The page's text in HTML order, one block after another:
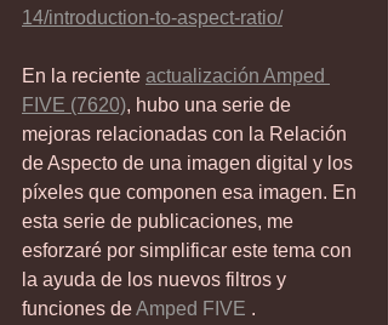
14/introduction-to-aspect-ratio/
En la reciente actualización Amped
FIVE (7620), hubo una serie de
mejoras relacionadas con la Relación
de Aspecto de una imagen digital y los
píxeles que componen esa imagen. En
esta serie de publicaciones, me
esforzaré por simplificar este tema con
la ayuda de los nuevos filtros y
funciones de Amped FIVE .